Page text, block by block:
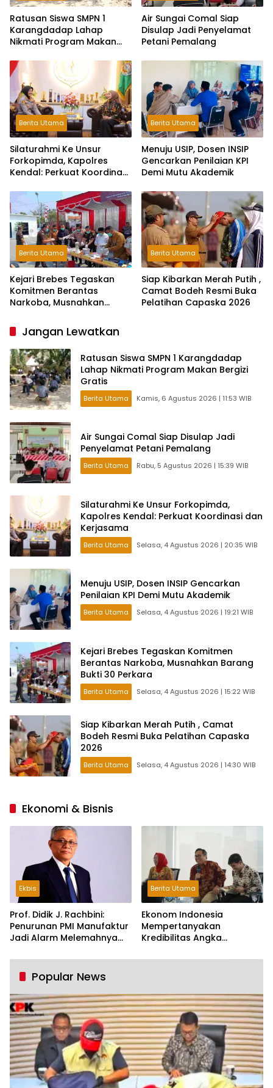
Ratusan Siswa SMPN 1
Karangdadap Lahap
Nikmati Program Makan
Air Sungai Comal Siap
Disulap Jadi Penyelamat
Petani Pemalang
Berita Utama
Silaturahmi Ke Unsur
Forkopimda, Kapolres
Kendal: Perkuat Koordinasi
Berita Utama
Menuju USIP, Dosen INSIP
Gencarkan Penilaian KPI
Demi Mutu Akademik
Berita Utama
Kejari Brebes Tegaskan
Komitmen Berantas
Narkoba, Musnahkan
Berita Utama
Siap Kibarkan Merah Putih ,
Camat Bodeh Resmi Buka
Pelatihan Capaska 2026
Jangan Lewatkan
Ratusan Siswa SMPN 1 Karangdadap
Lahap Nikmati Program Makan Bergizi
Gratis
Berita Utama Kamis, 6 Agustus 2026 | 11:53 WIB
Air Sungai Comal Siap Disulap Jadi
Penyelamat Petani Pemalang
Berita Utama Rabu, 5 Agustus 2026 | 15:39 WIB
Silaturahmi Ke Unsur Forkopimda,
Kapolres Kendal: Perkuat Koordinasi dan
Kerjasama
Berita Utama Selasa, 4 Agustus 2026 | 20:35 WIB
Menuju USIP, Dosen INSIP Gencarkan
Penilaian KPI Demi Mutu Akademik
Berita Utama Selasa, 4 Agustus 2026 | 19:21 WIB
Kejari Brebes Tegaskan Komitmen
Berantas Narkoba, Musnahkan Barang
Bukti 30 Perkara
Berita Utama Selasa, 4 Agustus 2026 | 15:22 WIB
Siap Kibarkan Merah Putih , Camat
Bodeh Resmi Buka Pelatihan Capaska
2026
Berita Utama Selasa, 4 Agustus 2026 | 14:30 WIB
Ekonomi & Bisnis
Ekbis
Prof. Didik J. Rachbini:
Penurunan PMI Manufaktur
Jadi Alarm Melemahnya
Berita Utama
Ekonom Indonesia
Mempertanyakan
Kredibilitas Angka
Tumbuh Tapi Rapuh
Popular News